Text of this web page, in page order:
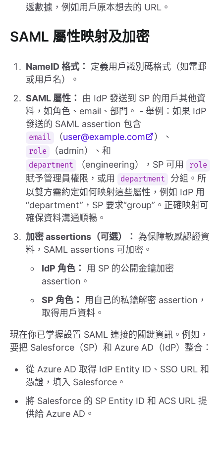
遞數據，例如用戶原本想去的 URL。
SAML 屬性映射及加密
NameID 格式：
定義用戶識別碼格式（如電郵
或用戶名）。
SAML 屬性：
由 IdP 發送到 SP 的用戶其他資
料，如角色、email、部門。 - 舉例：如果 IdP
發送的 SAML assertion 包含
email （user@example.com ）、
role （admin）、和
department （engineering），SP 可用 role
賦予管理員權限，或用 department
分組。所
以雙方需約定如何映射這些屬性，例如 IdP 用
“department”，SP 要求“group”。正確映射可
確保資料溝通順暢。
加密 assertions（可選）： 為保障敏感認證資
料，SAML assertions 可加密。
IdP 角色：
用 SP 的公開金鑰加密
assertion。
SP 角色：
用自己的私鑰解密 assertion，
取得用戶資料。
現在你已掌握設置 SAML 連接的關鍵資訊。例如，
要把 Salesforce（SP）和 Azure AD（IdP）整合：
從 Azure AD 取得 IdP Entity ID、SSO URL 和
憑證，填入 Salesforce。
將 Salesforce 的 SP Entity ID 和 ACS URL 提
供給 Azure AD。